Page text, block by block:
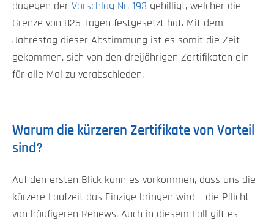
dagegen der Vorschlag Nr. 193 gebilligt, welcher die
Grenze von 825 Tagen festgesetzt hat. Mit dem
Jahrestag dieser Abstimmung ist es somit die Zeit
gekommen, sich von den dreijährigen Zertifikaten ein
für alle Mal zu verabschieden.
Warum die kürzeren Zertifikate von Vorteil
sind?
Auf den ersten Blick kann es vorkommen, dass uns die
kürzere Laufzeit das Einzige bringen wird – die Pflicht
von häufigeren Renews. Auch in diesem Fall gilt es